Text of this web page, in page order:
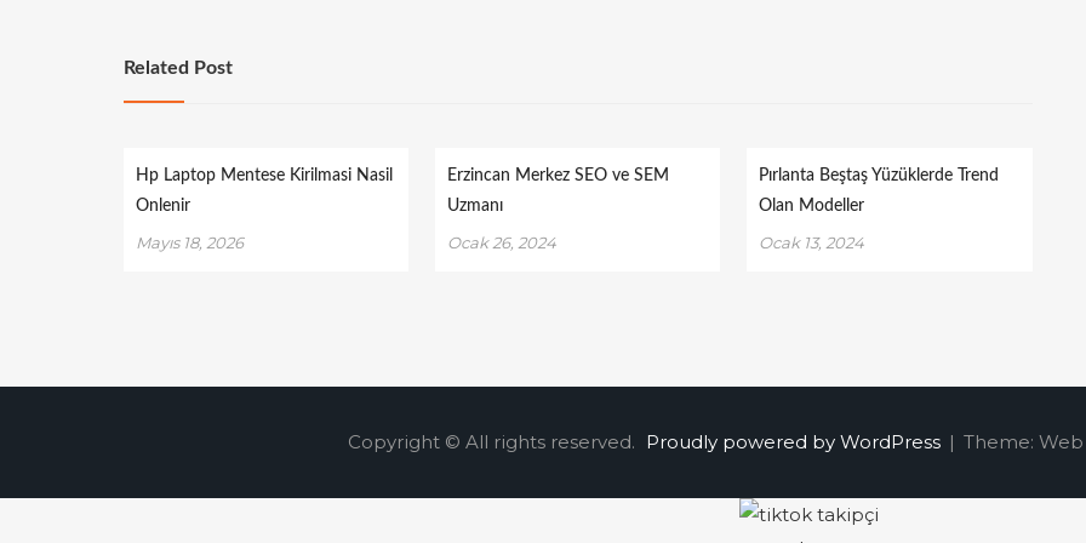
Related Post
Hp Laptop Mentese Kirilmasi Nasil
Onlenir
Mayıs 18, 2026
Erzincan Merkez SEO ve SEM
Uzmanı
Ocak 26, 2024
Pırlanta Beştaş Yüzüklerde Trend
Olan Modeller
Ocak 13, 2024
Copyright © All rights reserved. Proudly powered by WordPress | Theme: